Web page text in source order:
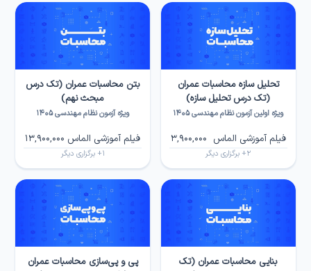
تحلیل سازه محاسبات عمران
(تک درس تحلیل سازه)
ویژه اولین آزمون نظام مهندسی ۱۴۰۵
فیلم آموزشی الماس 3,900,000
2+ برگزاری دیگر
بتن محاسبات عمران (تک درس
مبحث نهم)
ویژه آزمون نظام مهندسی ۱۴۰۵
فیلم آموزشی الماس 13,900,000
1+ برگزاری دیگر
بنایی محاسبات عمران (تک
پی و پی‌سازی محاسبات عمران